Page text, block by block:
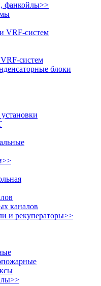
фанкойлы>>
VRF-систем
систем
блоки
>>
каналов
и рекуператоры>>
>>